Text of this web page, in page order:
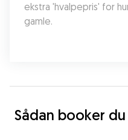
ekstra 'hvalpepris' for
gamle.
Sådan booker du